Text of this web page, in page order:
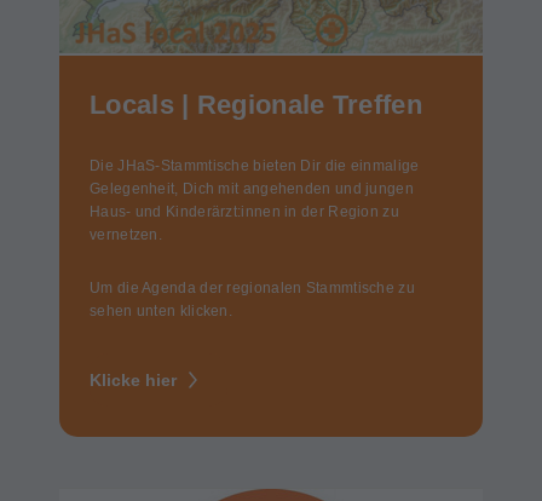
Locals | Regionale Treffen
Die JHaS-Stammtische bieten Dir die einmalige
Gelegenheit, Dich mit angehenden und jungen
Haus- und Kinderärzt:innen in der Region zu
vernetzen.
Um die Agenda der regionalen Stammtische zu
sehen unten klicken.
Klicke hier